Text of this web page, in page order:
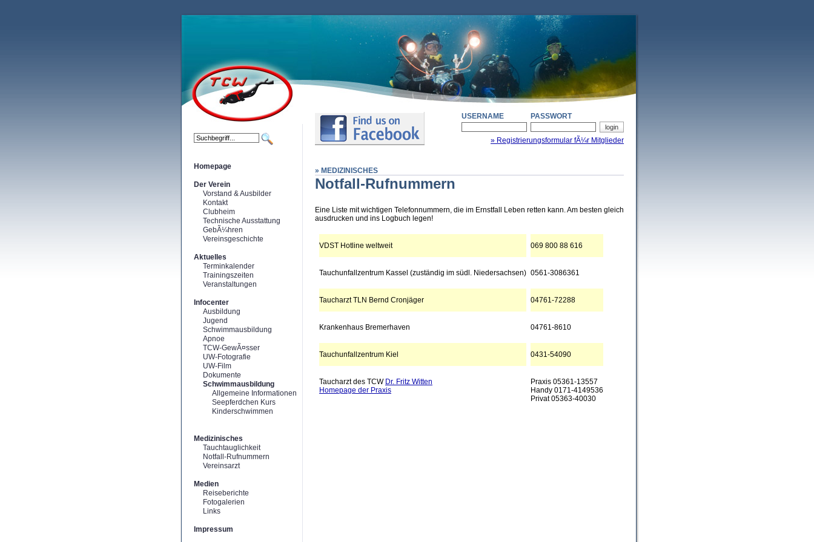
Homepage
Der Verein
Vorstand & Ausbilder
Kontakt
Clubheim
Technische Ausstattung
GebÃ¼hren
Vereinsgeschichte
Aktuelles
Terminkalender
Trainingszeiten
Veranstaltungen
Infocenter
Ausbildung
Jugend
Schwimmausbildung
Apnoe
TCW-GewÃ¤sser
UW-Fotografie
UW-Film
Dokumente
Schwimmausbildung
Allgemeine Informationen
Seepferdchen Kurs
Kinderschwimmen
Medizinisches
Tauchtauglichkeit
Notfall-Rufnummern
Vereinsarzt
Medien
Reiseberichte
Fotogalerien
Links
Impressum
USERNAME PASSWORT
» Registrierungsformular fÃ¼r Mitglieder
» MEDIZINISCHES
Notfall-Rufnummern
Eine Liste mit wichtigen Telefonnummern, die im Ernstfall Leben retten kann. Am besten gleich
ausdrucken und ins Logbuch legen!
VDST Hotline weltweit 069 800 88 616
Tauchunfallzentrum Kassel (zuständig im südl. Niedersachsen) 0561-3086361
Taucharzt TLN Bernd Cronjäger 04761-72288
Krankenhaus Bremerhaven 04761-8610
Tauchunfallzentrum Kiel 0431-54090
Taucharzt des TCW Dr. Fritz Witten
Homepage der Praxis
Praxis 05361-13557
Handy 0171-4149536
Privat 05363-40030